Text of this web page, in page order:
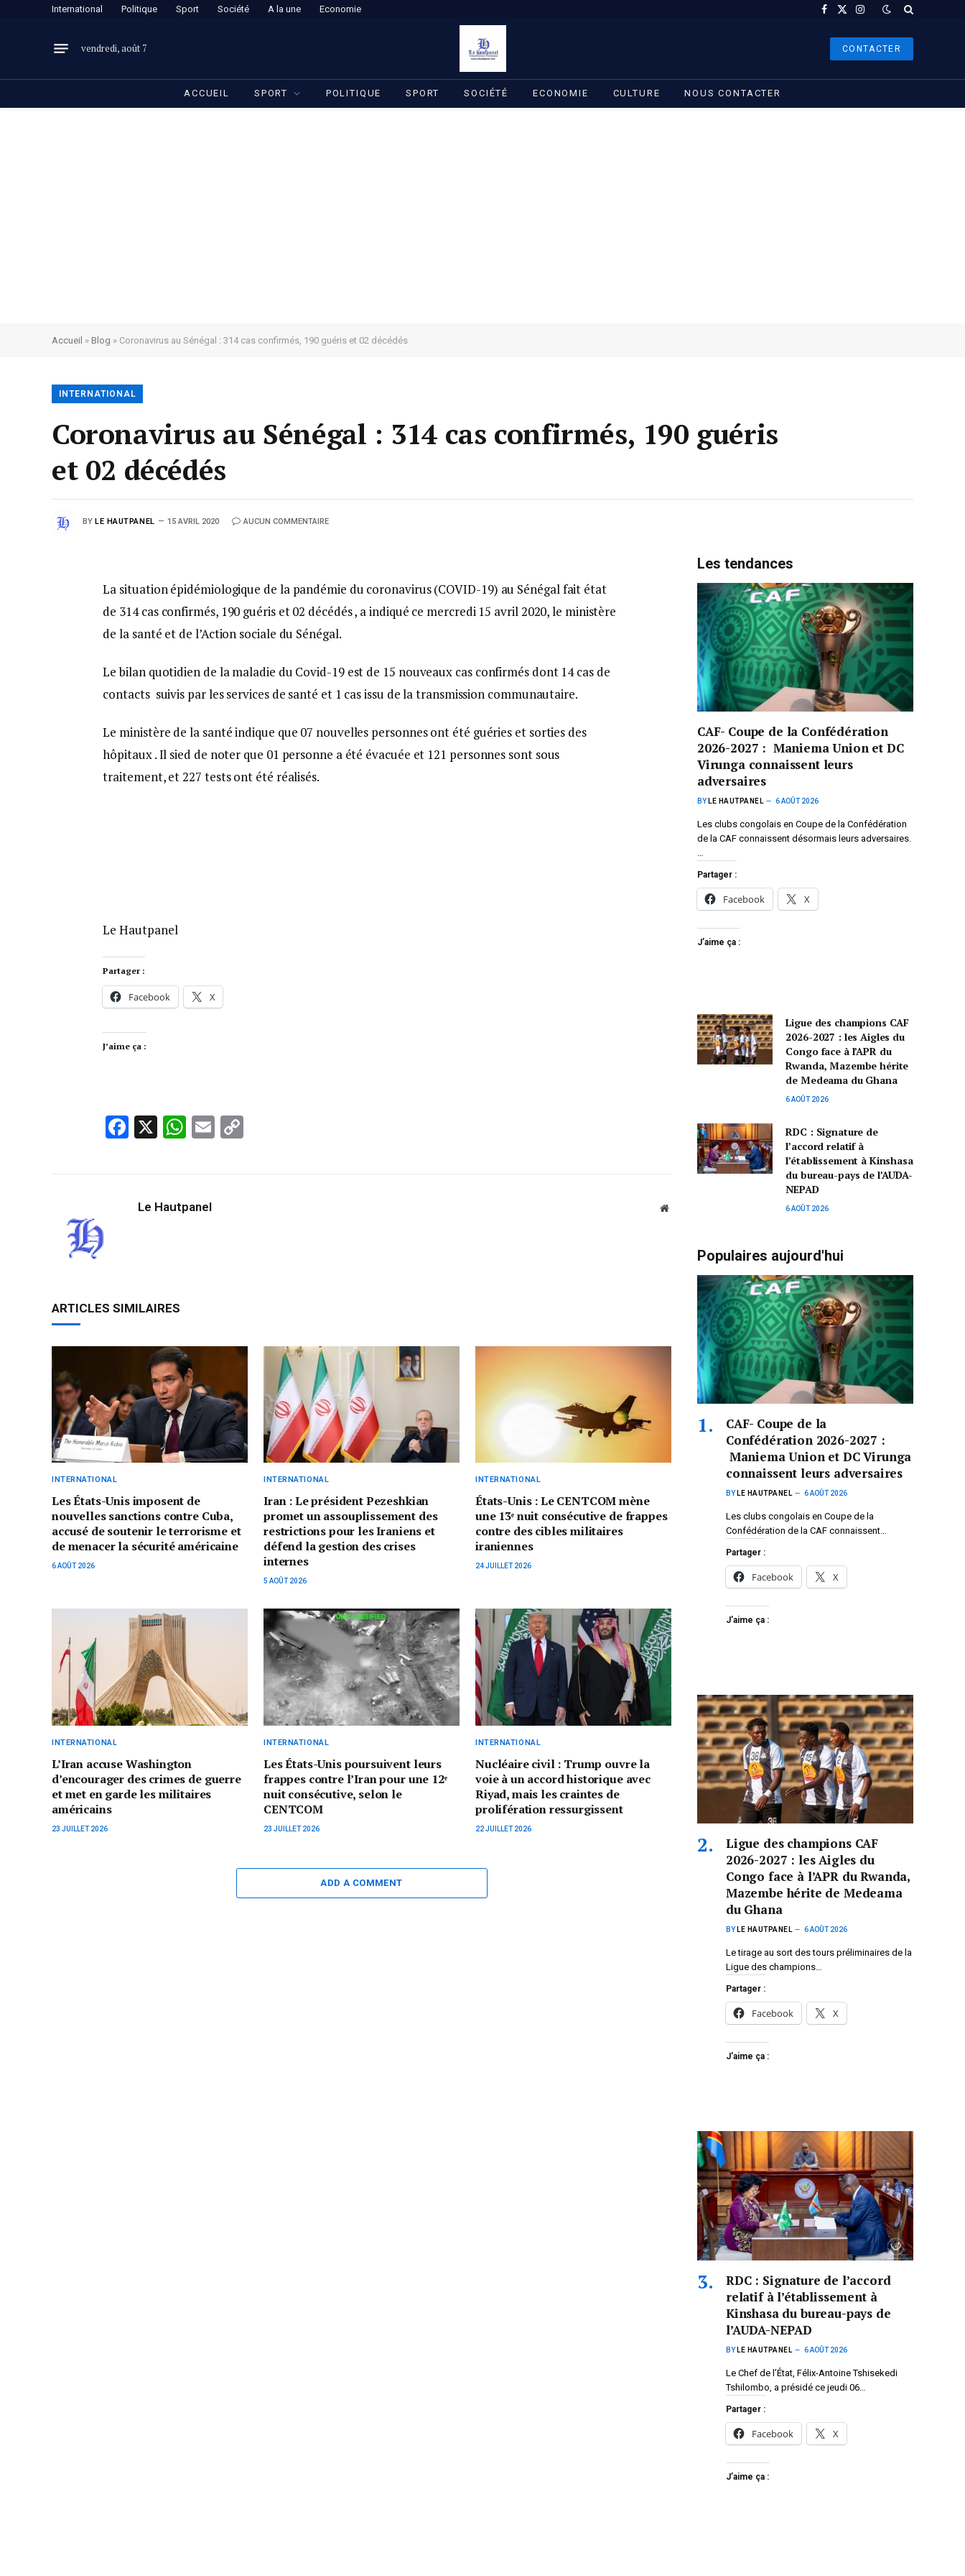
International Politique Sport Société A la une Economie Facebook
X
Instagram
vendredi, août 7 CONTACTER
ACCUEIL SPORT POLITIQUE SPORT SOCIÉTÉ ECONOMIE CULTURE NOUS CONTACTER
Accueil » Blog » Coronavirus au Sénégal : 314 cas confirmés, 190 guéris et 02 décédés
INTERNATIONAL
Coronavirus au Sénégal : 314 cas confirmés, 190 guéris
et 02 décédés
BY LE HAUTPANEL 15 AVRIL 2020 AUCUN COMMENTAIRE
La situation épidémiologique de la pandémie du coronavirus (COVID-19) au Sénégal fait état
de 314 cas confirmés, 190 guéris et 02 décédés , a indiqué ce mercredi 15 avril 2020, le ministère
de la santé et de l’Action sociale du Sénégal.
Le bilan quotidien de la maladie du Covid-19 est de 15 nouveaux cas confirmés dont 14 cas de
contacts suivis par les services de santé et 1 cas issu de la transmission communautaire.
Le ministère de la santé indique que 07 nouvelles personnes ont été guéries et sorties des
hôpitaux . Il sied de noter que 01 personne a été évacuée et 121 personnes sont sous
traitement, et 227 tests ont été réalisés.
Le Hautpanel
Partager :
Facebook X
J’aime ça :
Facebook
X WhatsApp
Email
Le Hautpanel Website
ARTICLES SIMILAIRES
INTERNATIONAL
Les États-Unis imposent de
nouvelles sanctions contre Cuba,
accusé de soutenir le terrorisme et
de menacer la sécurité américaine
6 AOÛT 2026
INTERNATIONAL
Iran : Le président Pezeshkian
promet un assouplissement des
restrictions pour les Iraniens et
défend la gestion des crises
internes
5 AOÛT 2026
INTERNATIONAL
États-Unis : Le CENTCOM mène
une 13ᵉ nuit consécutive de frappes
contre des cibles militaires
iraniennes
24 JUILLET 2026
INTERNATIONAL
L’Iran accuse Washington
d’encourager des crimes de guerre
et met en garde les militaires
américains
23 JUILLET 2026
INTERNATIONAL
Les États-Unis poursuivent leurs
frappes contre l’Iran pour une 12ᵉ
nuit consécutive, selon le
CENTCOM
23 JUILLET 2026
INTERNATIONAL
Nucléaire civil : Trump ouvre la
voie à un accord historique avec
Riyad, mais les craintes de
prolifération ressurgissent
22 JUILLET 2026
ADD A COMMENT
Les tendances
CAF- Coupe de la Confédération
2026-2027 : Maniema Union et DC
Virunga connaissent leurs
adversaires
BY LE HAUTPANEL 6 AOÛT 2026
Les clubs congolais en Coupe de la Confédération
de la CAF connaissent désormais leurs adversaires.
…
Partager :
Facebook X
J’aime ça :
Ligue des champions CAF
2026-2027 : les Aigles du
Congo face à l’APR du
Rwanda, Mazembe hérite
de Medeama du Ghana
6 AOÛT 2026
RDC : Signature de
l’accord relatif à
l’établissement à Kinshasa
du bureau-pays de l’AUDA-
NEPAD
6 AOÛT 2026
Populaires aujourd'hui
CAF- Coupe de la
Confédération 2026-2027 :
Maniema Union et DC Virunga
connaissent leurs adversaires
BY LE HAUTPANEL 6 AOÛT 2026
Les clubs congolais en Coupe de la
Confédération de la CAF connaissent…
Partager :
Facebook X
J’aime ça :
Ligue des champions CAF
2026-2027 : les Aigles du
Congo face à l’APR du Rwanda,
Mazembe hérite de Medeama
du Ghana
BY LE HAUTPANEL 6 AOÛT 2026
Le tirage au sort des tours préliminaires de la
Ligue des champions…
Partager :
Facebook X
J’aime ça :
RDC : Signature de l’accord
relatif à l’établissement à
Kinshasa du bureau-pays de
l’AUDA-NEPAD
BY LE HAUTPANEL 6 AOÛT 2026
Le Chef de l’État, Félix-Antoine Tshisekedi
Tshilombo, a présidé ce jeudi 06…
Partager :
Facebook X
J’aime ça :